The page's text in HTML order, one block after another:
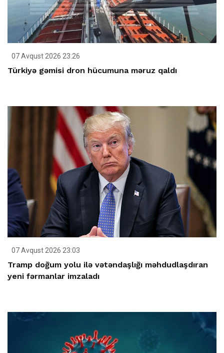
07 Avqust 2026 23:26
Türkiyə gəmisi dron hücumuna məruz qaldı
07 Avqust 2026 23:03
Tramp doğum yolu ilə vətəndaşlığı məhdudlaşdıran
yeni fərmanlar imzaladı